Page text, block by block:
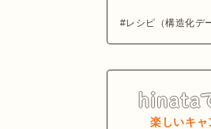
レシピ（構造化デ
楽しいキャ